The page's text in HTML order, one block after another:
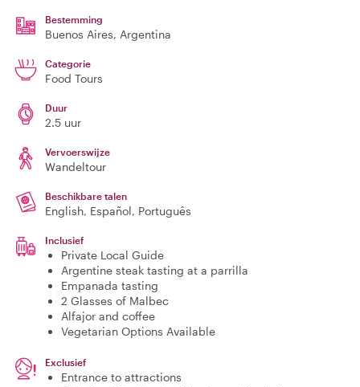
Bestemming
Buenos Aires, Argentina
Categorie
Food Tours
Duur
2.5 uur
Vervoerswijze
Wandeltour
Beschikbare talen
English, Español, Português
Inclusief
Private Local Guide
Argentine steak tasting at a parrilla
Empanada tasting
2 Glasses of Malbec
Alfajor and coffee
Vegetarian Options Available
Exclusief
Entrance to attractions